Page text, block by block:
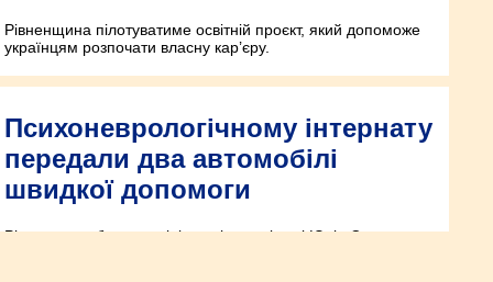
Рівненщина пілотуватиме освітній проєкт, який допоможе
українцям розпочати власну кар’єру.
Психоневрологічному інтернату
передали два автомобілі
швидкої допомоги
Рівненська обласна клінічна лікарня імені Юрія Семенюка